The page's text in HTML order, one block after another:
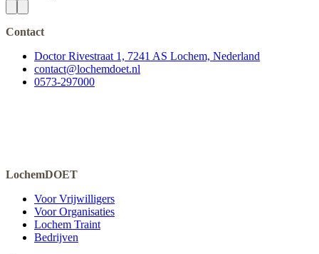
Contact
Doctor Rivestraat 1, 7241 AS Lochem, Nederland
contact@lochemdoet.nl
0573-297000
LochemDOET
Voor Vrijwilligers
Voor Organisaties
Lochem Traint
Bedrijven